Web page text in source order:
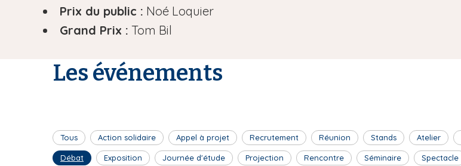
Prix du public : Noé Loquier
Grand Prix : Tom Bil
Les événements
Tous Action solidaire Appel à projet Recrutement Réunion Stands Atelier
Débat Exposition Journée d'étude Projection Rencontre Séminaire Spectacle